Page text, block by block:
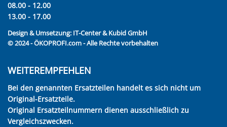
08.00 - 12.00
13.00 - 17.00
Design & Umsetzung: IT-Center & Kubid GmbH
© 2024 - ÖKOPROFI.com - Alle Rechte vorbehalten
WEITEREMPFEHLEN
Bei den genannten Ersatzteilen handelt es sich nicht um
Original-Ersatzteile.
Original Ersatzteilnummern dienen ausschließlich zu
Vergleichszwecken.